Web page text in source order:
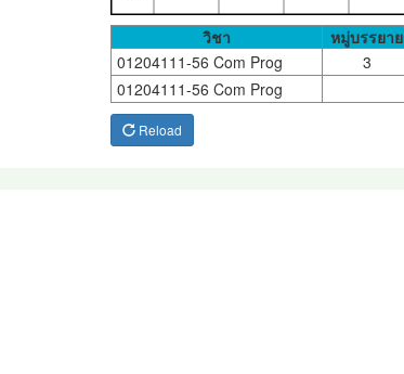
วิชา หมู่บรรยาย
01204111-56 Com Prog
3
01204111-56 Com Prog
Reload